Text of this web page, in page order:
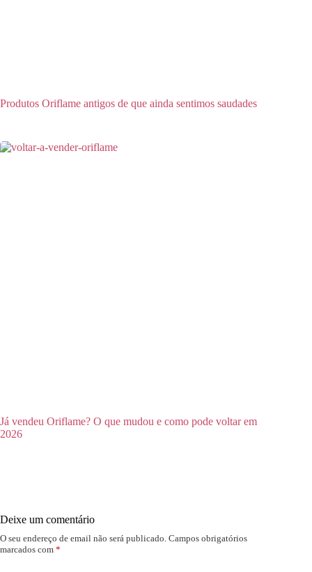
Produtos Oriflame antigos de que ainda sentimos saudades
Já vendeu Oriflame? O que mudou e como pode voltar em
2026
Deixe um comentário
O seu endereço de email não será publicado. Campos obrigatórios
marcados com *